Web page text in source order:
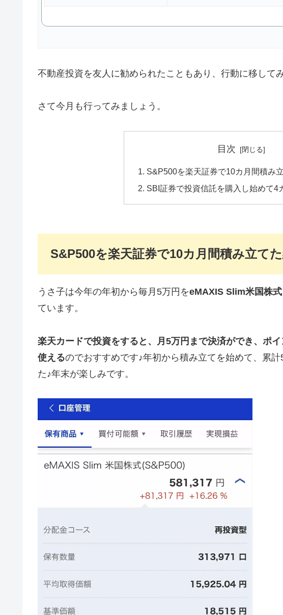
不動産投資を友人に勧められたこともあり、行動に移して
さて今月も行ってみましょう。
目次
S&P500を楽天証券で10カ月間積み
SBI証券で投資信託を購入し始めて4
S&P500を楽天証券で10カ月間積み立て
うさ子は今年の年初から毎月5万円をeMAXIS Slim米国株式
ています。
楽天カードで投資をすると、月5万円まで決済ができ、ポ
使えるのでおすすめです♪年初から積み立てを始めて、累
た♪年末が楽しみです。